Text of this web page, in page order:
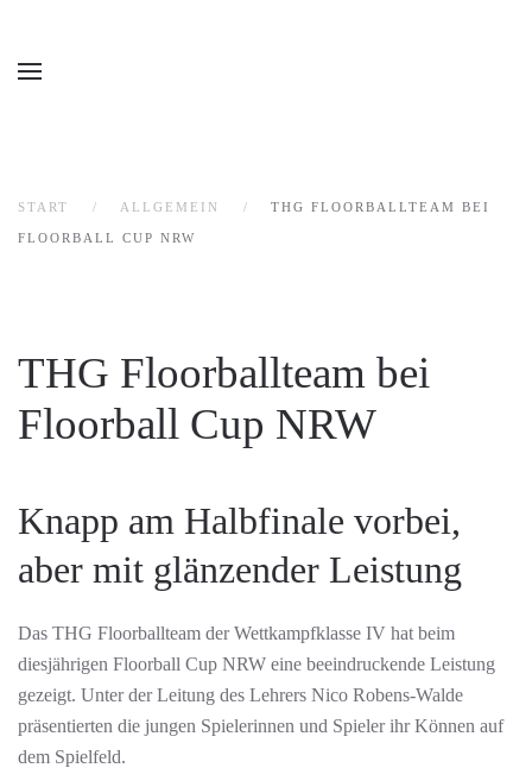
START ALLGEMEIN THG FLOORBALLTEAM BEI
FLOORBALL CUP NRW
THG Floorballteam bei
Floorball Cup NRW
Knapp am Halbfinale vorbei,
aber mit glänzender Leistung
Das THG Floorballteam der Wettkampfklasse IV hat beim
diesjährigen Floorball Cup NRW eine beeindruckende Leistung
gezeigt. Unter der Leitung des Lehrers Nico Robens-Walde
präsentierten die jungen Spielerinnen und Spieler ihr Können auf
dem Spielfeld.